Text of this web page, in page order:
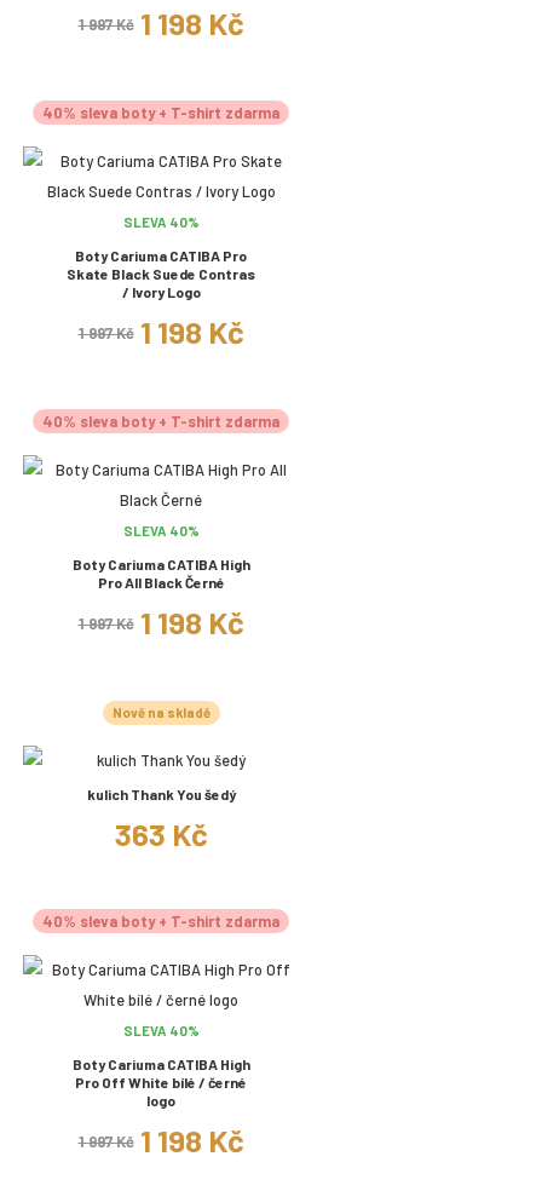
1 997 Kč 1 198 Kč
40% sleva boty + T-shirt zdarma
SLEVA 40%
Boty Cariuma CATIBA Pro
Skate Black Suede Contras
/ Ivory Logo
1 997 Kč 1 198 Kč
40% sleva boty + T-shirt zdarma
SLEVA 40%
Boty Cariuma CATIBA High
Pro All Black Černé
1 997 Kč 1 198 Kč
Nově na skladě
kulich Thank You šedý
363 Kč
40% sleva boty + T-shirt zdarma
SLEVA 40%
Boty Cariuma CATIBA High
Pro Off White bílé / černé
logo
1 997 Kč 1 198 Kč